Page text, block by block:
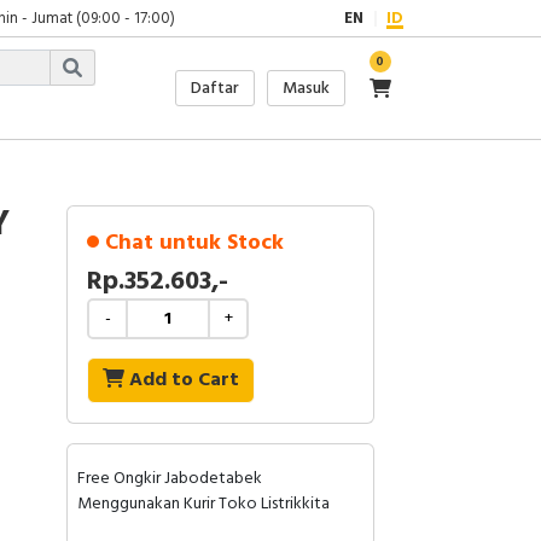
- Jumat (09:00 - 17:00) EN ID
Daftar Masuk
0
Chat untuk Stock
Rp.352.603,-
- +
Add to Cart
Free Ongkir Jabodetabek
Menggunakan Kurir Toko Listrikkita